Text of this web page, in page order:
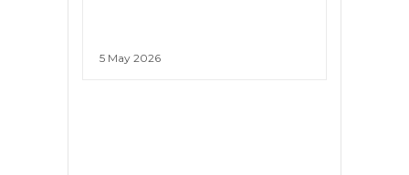
5 May 2026